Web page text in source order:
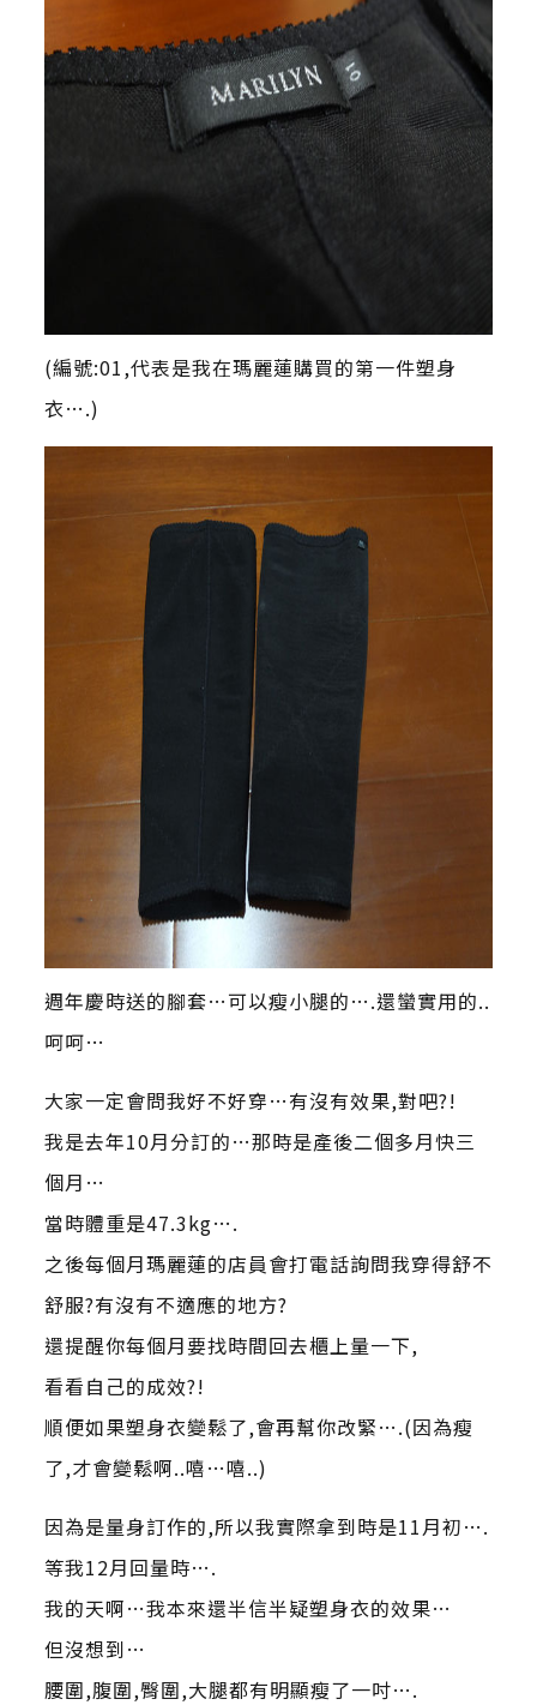
(編號:01,代表是我在瑪麗蓮購買的第一件塑身
衣….)
週年慶時送的腳套…可以瘦小腿的….還蠻實用的..
呵呵…
大家一定會問我好不好穿…有沒有效果,對吧?!
我是去年10月分訂的…那時是產後二個多月快三
個月…
當時體重是47.3kg….
之後每個月瑪麗蓮的店員會打電話詢問我穿得舒不
舒服?有沒有不適應的地方?
還提醒你每個月要找時間回去櫃上量一下,
看看自己的成效?!
順便如果塑身衣變鬆了,會再幫你改緊….(因為瘦
了,才會變鬆啊..嘻…嘻..)
因為是量身訂作的,所以我實際拿到時是11月初….
等我12月回量時….
我的天啊…我本來還半信半疑塑身衣的效果…
但沒想到…
腰圍,腹圍,臀圍,大腿都有明顯瘦了一吋….